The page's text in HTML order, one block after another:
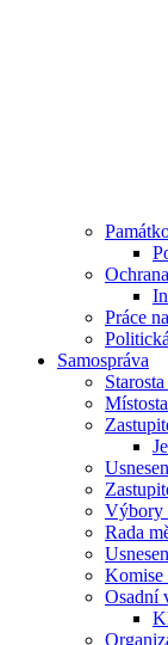
Práce
Samospráva
Výbory
Rada
Komise
Osadní